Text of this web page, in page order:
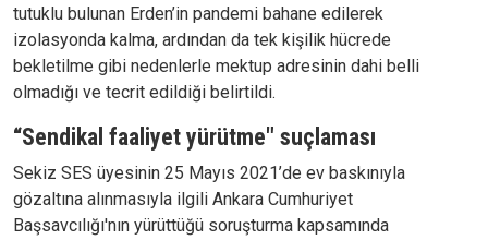
tutuklu bulunan Erden’in pandemi bahane edilerek
izolasyonda kalma, ardından da tek kişilik hücrede
bekletilme gibi nedenlerle mektup adresinin dahi belli
olmadığı ve tecrit edildiği belirtildi.
“Sendikal faaliyet yürütme" suçlaması
Sekiz SES üyesinin 25 Mayıs 2021’de ev baskınıyla
gözaltına alınmasıyla ilgili Ankara Cumhuriyet
Başsavcılığı'nın yürüttüğü soruşturma kapsamında